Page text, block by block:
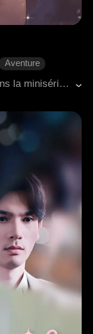
Aventure
Thea, une actrice, fut transportée dans la minisérie tragique qu'elle avait autrefois interprétée, pour se retrouver à son sombre dénouement, son personnage mort. Alors que d'autres se faisaient choyer dans leurs nouveaux mondes, Thea fut tuée de 99 façons différentes. Furieuse, elle prit les choses en main. La machiavélique fausse héritière reçut une gifle, sa mère biologique ignorante une autre, et l'acteur principal minable une volée furieuse. Mais alors, un bel inconnu doux apparut de nulle part. Thea décida qu'elle l'aurait aussi. Précipitée dans ce monde absurdement dramatique, elle résolut de s'emparer de son beau compagnon et de renverser quiconque se dresserait sur son chemin.